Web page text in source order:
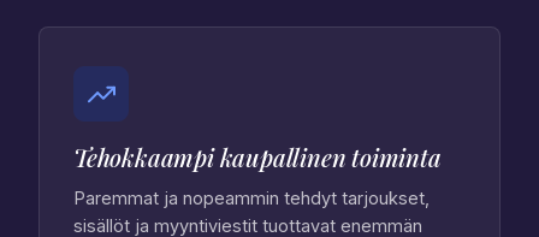
Tehokkaampi kaupallinen toiminta
Paremmat ja nopeammin tehdyt tarjoukset,
sisällöt ja myyntiviestit tuottavat enemmän